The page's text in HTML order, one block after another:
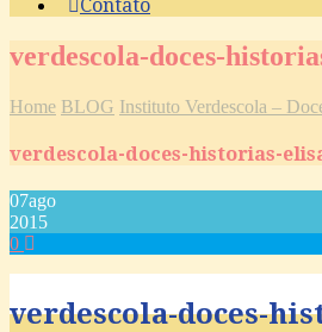
Contato
verdescola-doces-
Home BLOG Instituto Verdescola –
verdescola-doces-historias-
07ago
2015
0
verdescola-doces-